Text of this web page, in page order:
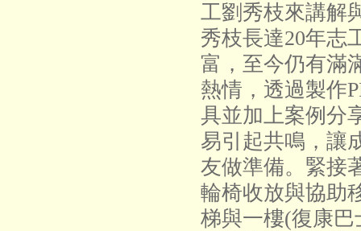
工劉秀枝來講解
秀枝長達20年志
富，至今仍有滿
熱情，透過製作
具並加上案例分
易引起共鳴，讓
友做準備。緊接
輪椅收放與協助
梯與一樓(復康